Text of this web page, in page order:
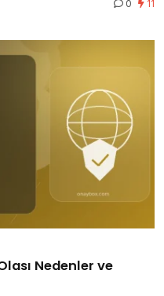
0 11
Nedenler ve